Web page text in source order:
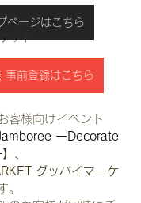
ット
ページはこちら
事前登録はこちら
客様向けイベント
ーDecorate
】、
グッバイマーケ
。